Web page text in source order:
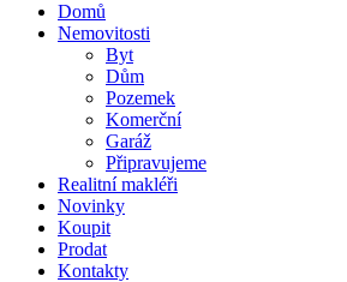
Domů
Nemovitosti
Byt
Dům
Pozemek
Komerční
Garáž
Připravujeme
Realitní makléři
Novinky
Koupit
Prodat
Kontakty